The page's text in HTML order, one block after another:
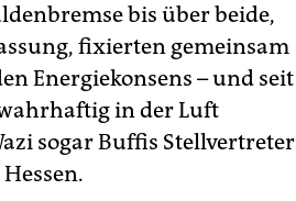
bis über beide,
fixierten gemeinsam
Energiekonsens – und seit
in der Luft
sogar Buffis Stellvertreter